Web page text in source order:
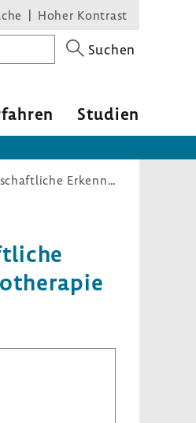
Hoher Kontrast
Suchen
Studien
Nutzenbewertungsverfahren zum Wirkstoff Tofacitinib (Neue wissenschaftliche Erkenntnisse (§ 13): Rheumatoide Arthritis, vorbehandelte Patienten, Monotherapie oder Kombination mit Methotrexat)